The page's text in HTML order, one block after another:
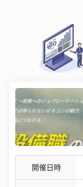
開催日時